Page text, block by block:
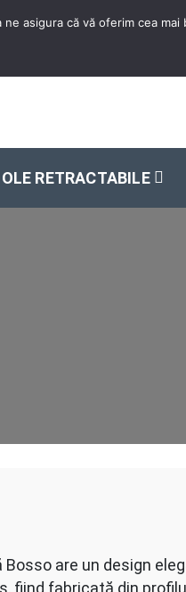
RETRACTABILE
are un design
fiind fabricată din
ne asigura că vă oferim cea